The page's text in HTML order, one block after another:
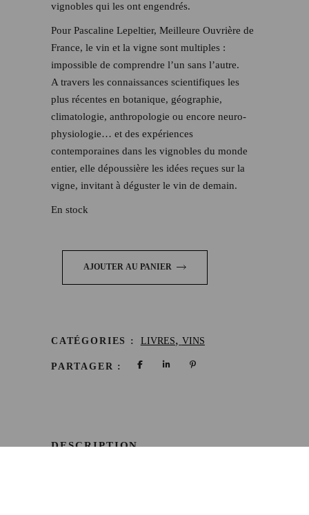
vignobles qui les ont engendrés.
Pour Pascaline Lepeltier, Meilleure Ouvrière de
France, le vin et la vigne sont multiples :
impossible de comprendre l’un sans l’autre.
A travers les connaissances scientifiques les
plus récentes en botanique, géographie,
climatologie, anthropologie ou encore neuro-
physiologie… et des expériences
contemporaines dans les vignobles du monde
entier, elle dépoussière les idées reçues sur la
vigne, invitant à déguster le vin de demain.
En stock
AJOUTER AU PANIER
CATÉGORIES : LIVRES, VINS
PARTAGER :
DESCRIPTION